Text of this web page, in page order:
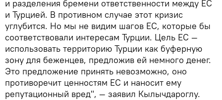
и разделения бремени ответственности между ЕС
и Турцией. В противном случае этот кризис
углубится. Но мы не видим шагов ЕС, которые бы
соответствовали интересам Турции. Цель ЕС —
использовать территорию Турции как буферную
зону для беженцев, предложив ей немного денег.
Это предложение принять невозможно, оно
противоречит ценностям ЕС и наносит ему
репутационный вред", — заявил Кылычдароглу.